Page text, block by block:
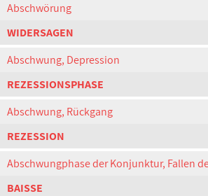
Abschwörung
WIDERSAGEN
Abschwung, Depression
REZESSIONSPHASE
Abschwung, Rückgang
REZESSION
Abschwungphase der Konjunktur, Fallen
BAISSE